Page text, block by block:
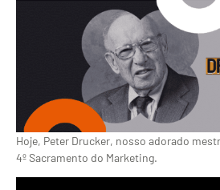
Hoje, Peter Drucker, nosso adorado
4º Sacramento do Marketing.